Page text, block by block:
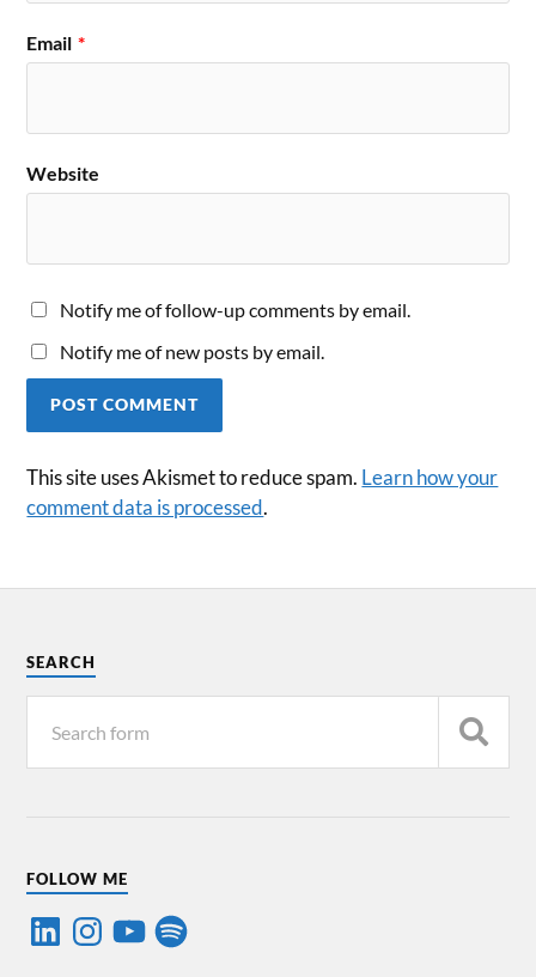
Email *
Website
Notify me of follow-up comments by email.
Notify me of new posts by email.
This site uses Akismet to reduce spam. Learn how your
comment data is processed.
SEARCH
FOLLOW ME